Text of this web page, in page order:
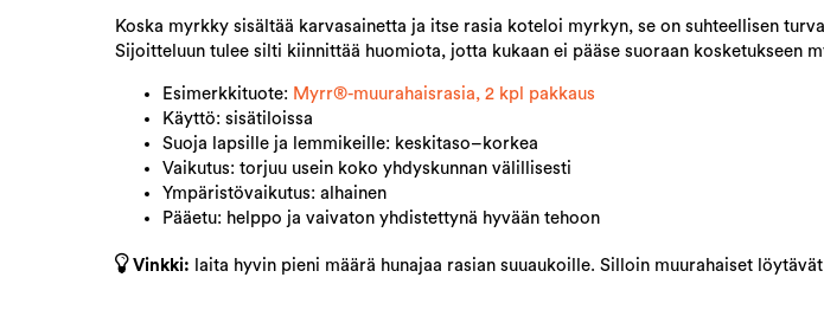
Koska myrkky sisältää karvasainetta ja itse rasia koteloi myrkyn, se on suhteellisen
Sijoitteluun tulee silti kiinnittää huomiota, jotta kukaan ei pääse suoraan kosketukseen
Esimerkkituote: Myrr®-muurahaisrasia, 2 kpl pakkaus​
Käyttö: sisätiloissa
Suoja lapsille ja lemmikeille: keskitaso–korkea
Vaikutus: torjuu usein koko yhdyskunnan välillisesti
Ympäristövaikutus: alhainen
Pääetu: helppo ja vaivaton yhdistettynä hyvään tehoon
Vinkki: laita hyvin pieni määrä hunajaa rasian suuaukoille. Silloin muurahaiset